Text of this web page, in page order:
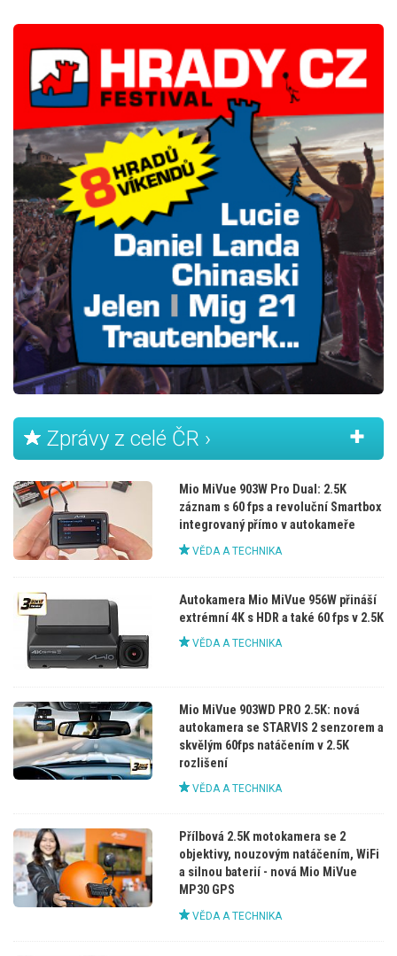
Zprávy z celé ČR ›
Mio MiVue 903W Pro Dual: 2.5K
záznam s 60 fps a revoluční Smartbox
integrovaný přímo v autokameře
VĚDA A TECHNIKA
Autokamera Mio MiVue 956W přináší
extrémní 4K s HDR a také 60 fps v 2.5K
VĚDA A TECHNIKA
Mio MiVue 903WD PRO 2.5K: nová
autokamera se STARVIS 2 senzorem a
skvělým 60fps natáčením v 2.5K
rozlišení
VĚDA A TECHNIKA
Přílbová 2.5K motokamera se 2
objektivy, nouzovým natáčením, WiFi
a silnou baterií - nová Mio MiVue
MP30 GPS
VĚDA A TECHNIKA